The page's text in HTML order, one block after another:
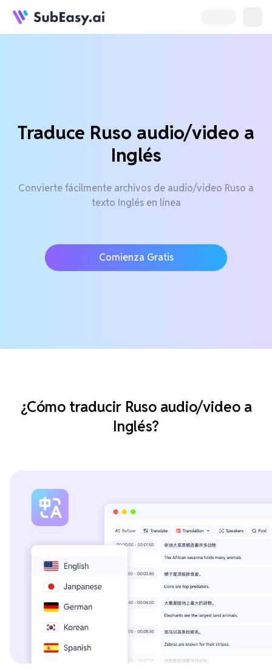
Traduce Ruso audio/video a
Inglés
Convierte fácilmente archivos de audio/video Ruso a
texto Inglés en línea
Comienza Gratis
¿Cómo traducir Ruso audio/video a
Inglés?